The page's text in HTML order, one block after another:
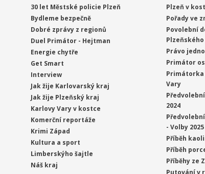
30 let Městské policie Plzeň
Bydleme bezpečně
Dobré zprávy z regionů
Duel Primátor - Hejtman
Energie chytře
Get Smart
Interview
Jak žije Karlovarský kraj
Jak žije Plzeňský kraj
Karlovy Vary v kostce
Komerční reportáže
Krimi Západ
Kultura a sport
Limberskýho šajtle
Náš kraj
Plzeň v
Pořady ve
Povolební
Právo
Primátor
Primátorka
Vary
2024
- Volby 2025
Příběh
Příběh
Příběhy ze